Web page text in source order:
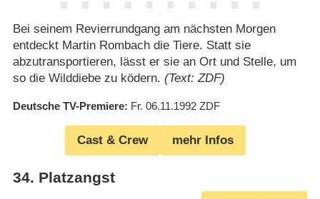
Bei seinem Revierrundgang am nächsten Morgen
entdeckt Martin Rombach die Tiere. Statt sie
abzutransportieren, lässt er sie an Ort und Stelle, um
so die Wilddiebe zu ködern. (Text: ZDF)
Deutsche TV-Premiere Fr. 06.11.1992 ZDF
Cast & Crew mehr Infos
34. Platzangst